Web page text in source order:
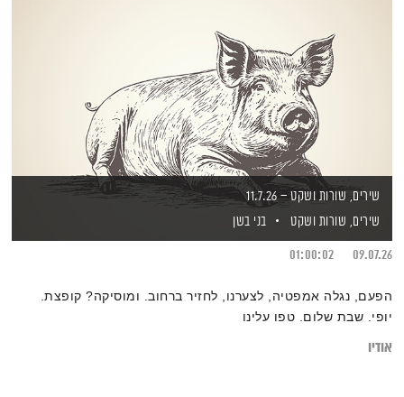
שירים, שורות ושקט – 11.7.26
שירים, שורות ושקט
בני בשן
09.07.26
01:00:02
הפעם, נגלה אמפטיה, לצערנו, לחזיר ברחוב. ומוסיקה? קופצת.
יופי. שבת שלום. טפו עלינו
אודיו